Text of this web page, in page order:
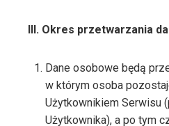
III. Okres przetwarzania
Dane osobowe będą
w którym osoba
Użytkownikiem Serwisu
Użytkownika), a po tym